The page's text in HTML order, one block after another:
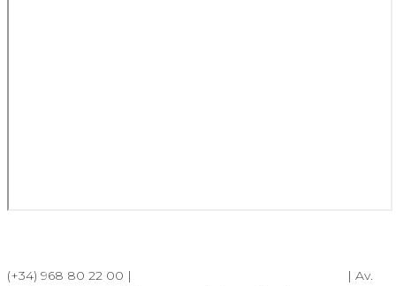
(+34) 968 80 22 00 |
| Av.